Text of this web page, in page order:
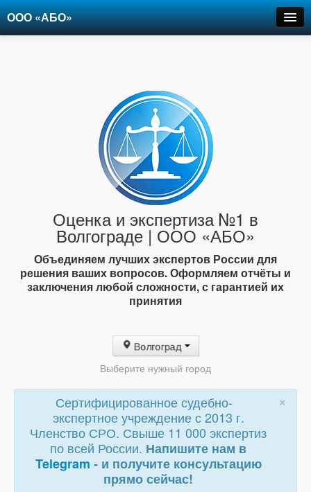
ООО «АБО»
Оценка и экспертиза №1 в
Волгограде | ООО «АБО»
Объединяем лучших экспертов России для
решения ваших вопросов. Оформляем отчёты и
заключения любой сложности, с гарантией их
принятия
Волгоград
Выберите нужный город
×
Сертифицированное судебно-
экспертное учреждение с 2013 г.
Членство СРО. Свыше 11 000 экспертиз
по всей России. Напишите нам в
Telegram - и получите консультацию
прямо сейчас!